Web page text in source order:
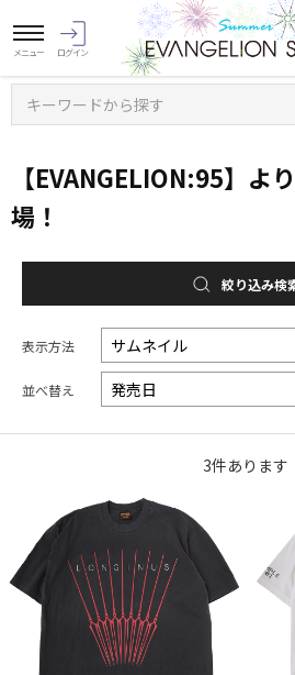
キーワードから探す
【EVANGELION:95】よ
場！
絞り込み検
表示方法
並べ替え
3件あります